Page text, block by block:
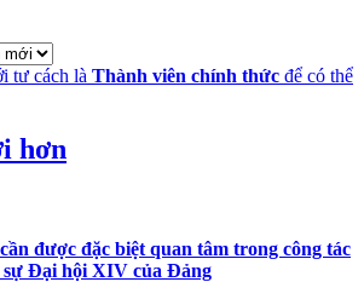
tư cách là Thành viên chính thức để có thể
hơn
được đặc biệt quan tâm trong công tác
sự Đại hội XIV của Đảng